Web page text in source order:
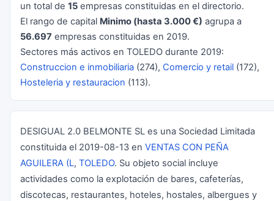
un total de 15 empresas constituidas en el directorio.
El rango de capital Minimo (hasta 3.000 €) agrupa a
56.697 empresas constituidas en 2019.
Sectores más activos en TOLEDO durante 2019:
Construccion e inmobiliaria (274), Comercio y retail (172),
Hosteleria y restauracion (113).
DESIGUAL 2.0 BELMONTE SL es una Sociedad Limitada
constituida el 2019-08-13 en VENTAS CON PEÑA
AGUILERA (L, TOLEDO. Su objeto social incluye
actividades como la explotación de bares, cafeterías,
discotecas, restaurantes, hoteles, hostales, albergues y